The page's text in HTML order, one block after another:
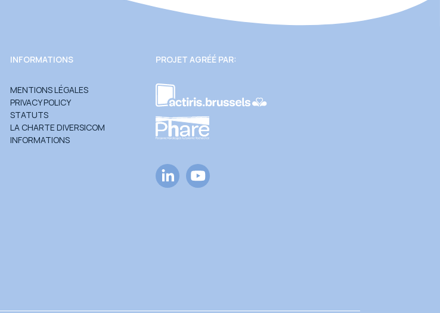
INFORMATIONS
MENTIONS LÉGALES
PRIVACY POLICY
STATUTS
LA CHARTE DIVERSICOM
INFORMATIONS
PROJET AGRÉÉ PAR: